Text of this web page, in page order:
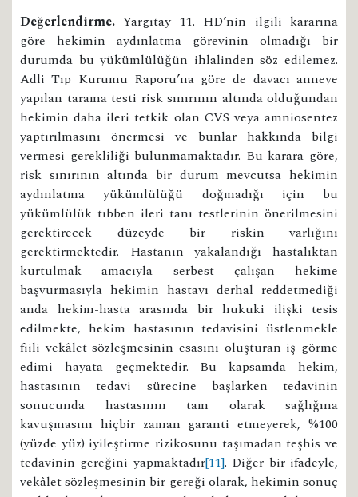
Değerlendirme. Yargıtay 11. HD’nin ilgili kararına
göre hekimin aydınlatma görevinin olmadığı bir
durumda bu yükümlülüğün ihlalinden söz edilemez.
Adli Tıp Kurumu Raporu’na göre de davacı anneye
yapılan tarama testi risk sınırının altında olduğundan
hekimin daha ileri tetkik olan CVS veya amniosentez
yaptırılmasını önermesi ve bunlar hakkında bilgi
vermesi gerekliliği bulunmamaktadır. Bu karara göre,
risk sınırının altında bir durum mevcutsa hekimin
aydınlatma yükümlülüğü doğmadığı için bu
yükümlülük tıbben ileri tanı testlerinin önerilmesini
gerektirecek düzeyde bir riskin varlığını
gerektirmektedir. Hastanın yakalandığı hastalıktan
kurtulmak amacıyla serbest çalışan hekime
başvurmasıyla hekimin hastayı derhal reddetmediği
anda hekim-hasta arasında bir hukuki ilişki tesis
edilmekte, hekim hastasının tedavisini üstlenmekle
fiili vekâlet sözleşmesinin esasını oluşturan iş görme
edimi hayata geçmektedir. Bu kapsamda hekim,
hastasının tedavi sürecine başlarken tedavinin
sonucunda hastasının tam olarak sağlığına
kavuşmasını hiçbir zaman garanti etmeyerek, %100
(yüzde yüz) iyileştirme rizikosunu taşımadan teşhis ve
tedavinin gereğini yapmaktadır[11]. Diğer bir ifadeyle,
vekâlet sözleşmesinin bir gereği olarak, hekimin sonuç